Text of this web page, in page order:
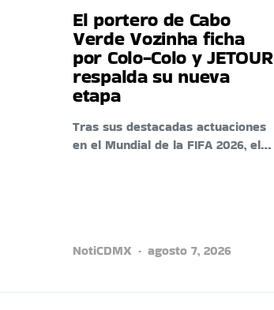
El portero de Cabo
Verde Vozinha ficha
por Colo-Colo y JETOUR
respalda su nueva
etapa
Tras sus destacadas actuaciones
en el Mundial de la FIFA 2026, el…
NotiCDMX agosto 7, 2026